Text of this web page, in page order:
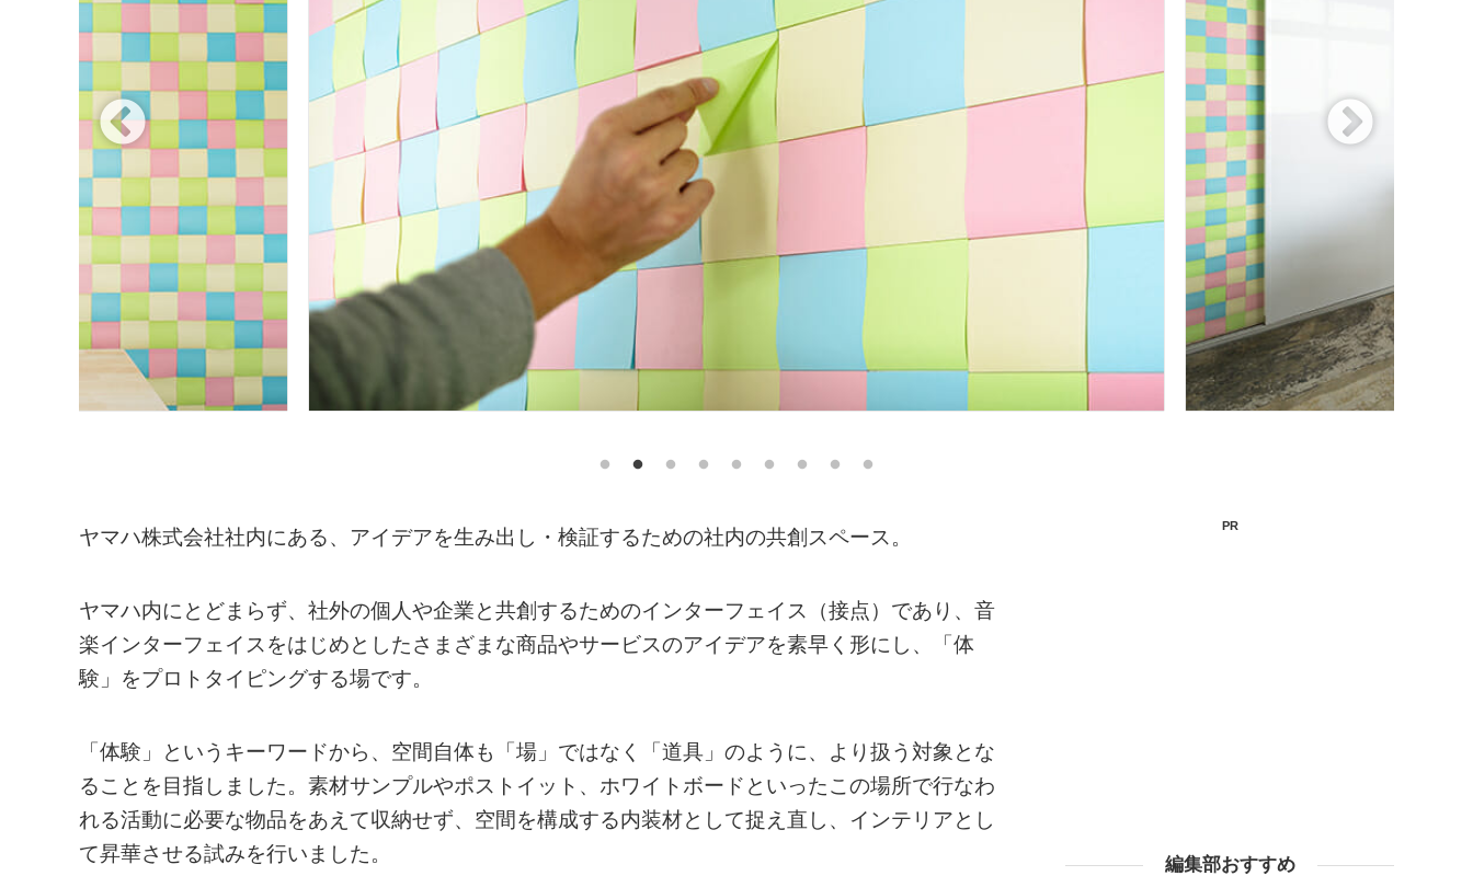
ヤマハ株式会社社内にある、アイデアを生み出し・検証するための社内の共創スペース。
ヤマハ内にとどまらず、社外の個人や企業と共創するためのインターフェイス（接点）であり、音
楽インターフェイスをはじめとしたさまざまな商品やサービスのアイデアを素早く形にし、「体
験」をプロトタイピングする場です。
「体験」というキーワードから、空間自体も「場」ではなく「道具」のように、より扱う対象とな
ることを目指しました。素材サンプルやポストイット、ホワイトボードといったこの場所で行なわ
れる活動に必要な物品をあえて収納せず、空間を構成する内装材として捉え直し、インテリアとし
て昇華させる試みを行いました。
PR
編集部おすすめ